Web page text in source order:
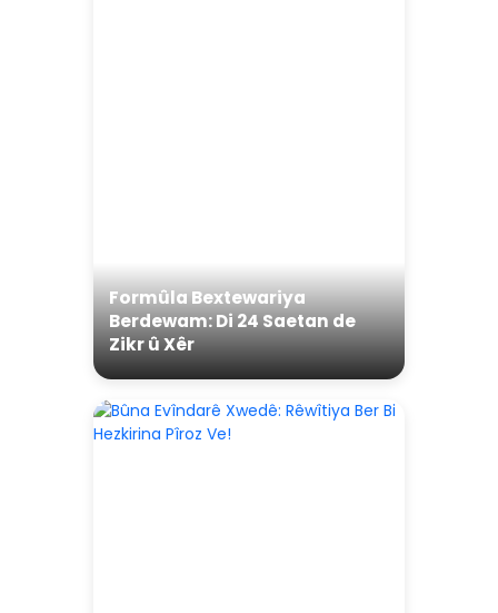
Formûla Bextewariya
Berdewam: Di 24 Saetan de
Zikr û Xêr